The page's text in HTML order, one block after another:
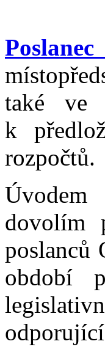
také ve
k
rozpočtů.
Úvodem
dovolím
poslanců
období